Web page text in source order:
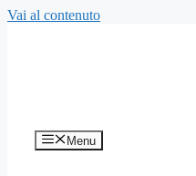
Vai al contenuto
Menu